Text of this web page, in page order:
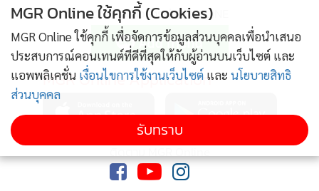
ติดตามข่าวสารผ่านทาง LINE
MGR Online Application
ติดตาม MGR Online
MGR Online ใช้คุกกี้ (Cookies)
MGR Online ใช้คุกกี้ เพื่อจัดการข้อมูลส่วนบุคคลเพื่อนำเสนอ
ประสบการณ์คอนเทนต์ที่ดีที่สุดให้กับผู้อ่านบนเว็บไซต์ และ
แอพพลิเคชั่น เงื่อนไขการใช้งานเว็บไซต์ และ นโยบายสิทธิ
ส่วนบุคคล
รับทราบ